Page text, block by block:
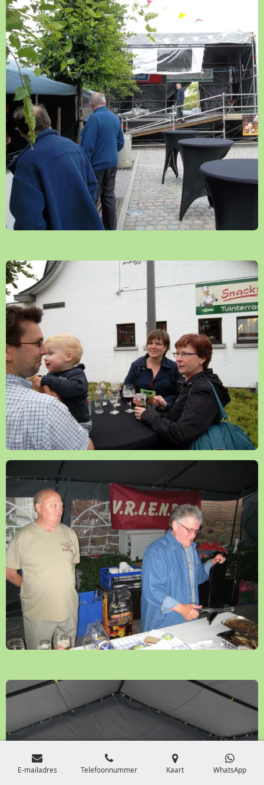
E-mailadres Telefoonnummer Kaart WhatsApp